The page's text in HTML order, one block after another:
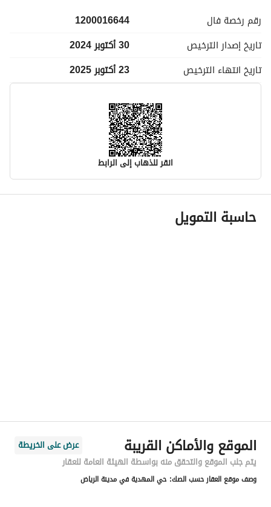
رقم رخصة فال
1200016644
تاريخ إصدار الترخيص
30 أكتوبر 2024
تاريخ انتهاء الترخيص 23 أكتوبر 2025
انقر للذهاب إلى الرابط
معلومات مسؤول الإعلان
اسم المسؤول
رقم المبنى
7611
الرقم الاضافي
2989
حاسبة التمويل
الموقع والأماكن القريبة
عرض على الخريطة
يتم جلب الموقع والتحقق منه بواسطة الهيئة العامة للعقار
وصف موقع العقار حسب الصك: حي المهدية في مدينة الرياض